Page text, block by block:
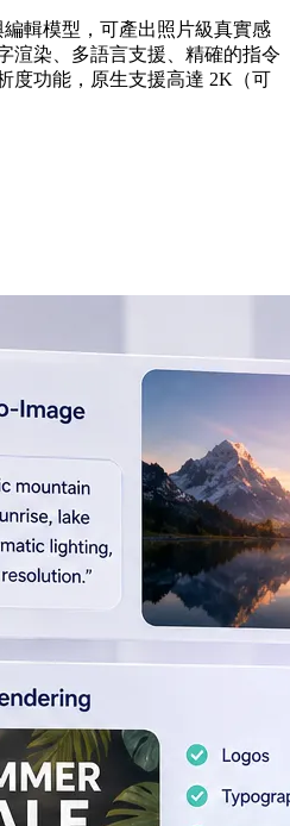
輯模型，可產出照片級真實感
渲染、多語言支援、精確的指令
度功能，原生支援高達 2K（可